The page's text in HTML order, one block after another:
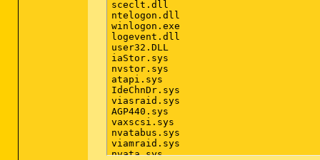
sceclt.dll
ntelogon.dll
winlogon.exe
logevent.dll
user32.DLL
iaStor.sys
nvstor.sys
atapi.sys
IdeChnDr.sys
viasraid.sys
AGP440.sys
vaxscsi.sys
nvatabus.sys
viamraid.sys
nvata.sys